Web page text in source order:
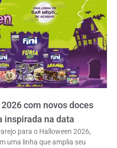
com novos doces
inspirada na data
para o Halloween 2026,
uma linha que amplia seu